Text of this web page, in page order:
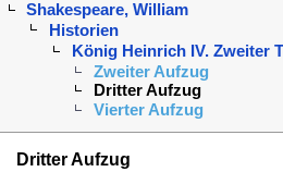
Shakespeare, William
Historien
König Heinrich IV. Zweiter
Zweiter Aufzug
Dritter Aufzug
Vierter Aufzug
Dritter Aufzug